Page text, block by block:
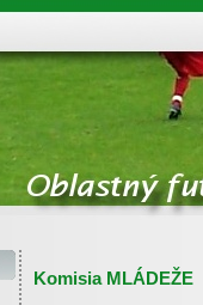
Komisia MLÁDEŽE